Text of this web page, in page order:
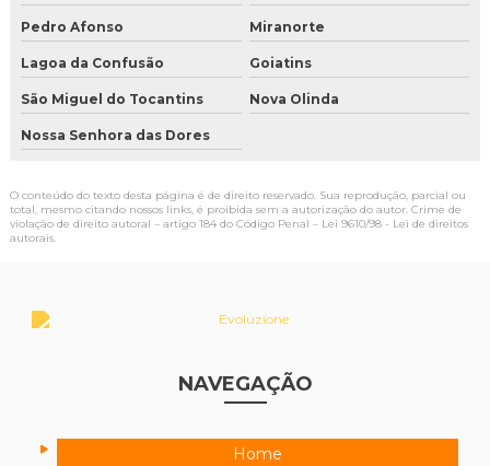
Pedro Afonso Miranorte
Lagoa da Confusão Goiatins
São Miguel do Tocantins Nova Olinda
Nossa Senhora das Dores
O conteúdo do texto desta página é de direito reservado. Sua reprodução, parcial ou
total, mesmo citando nossos links, é proibida sem a autorização do autor. Crime de
violação de direito autoral – artigo 184 do Código Penal – Lei 9610/98 - Lei de direitos
autorais
NAVEGAÇÃO
Home